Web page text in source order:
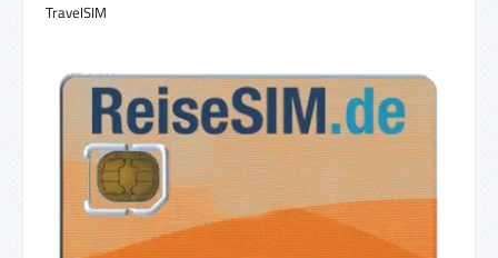
TravelSIM
Bildergalerie überspringen